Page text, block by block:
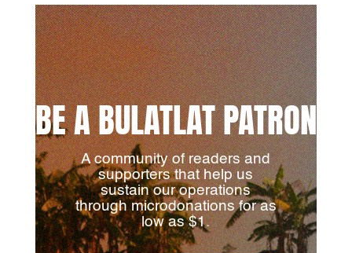
BE A BULATLAT PATRON
A community of readers and
supporters that help us
sustain our operations
through microdonations for as
low as $1.